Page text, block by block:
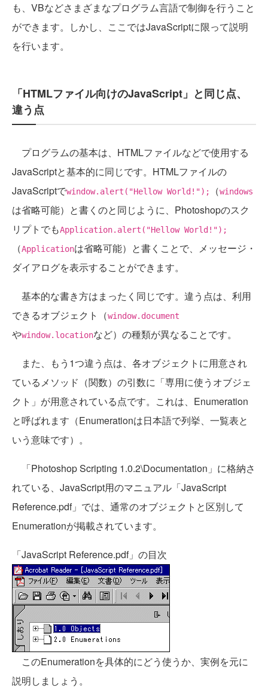
も、VBなどさまざまなプログラム言語で制御を行うこと
ができます。しかし、ここではJavaScriptに限って説明
を行います。
「HTMLファイル向けのJavaScript」と同じ点、
違う点
プログラムの基本は、HTMLファイルなどで使用する
JavaScriptと基本的に同じです。HTMLファイルの
JavaScriptでwindow.alert("Hellow World!"); （windows
は省略可能）と書くのと同じように、Photoshopのスク
リプトでもApplication.alert("Hellow World!");
（Applicationは省略可能）と書くことで、メッセージ・
ダイアログを表示することができます。
基本的な書き方はまったく同じです。違う点は、利用
できるオブジェクト（window.document
やwindow.locationなど）の種類が異なることです。
また、もう1つ違う点は、各オブジェクトに用意され
ているメソッド（関数）の引数に「専用に使うオブジェ
クト」が用意されている点です。これは、Enumeration
と呼ばれます（Enumerationは日本語で列挙、一覧表と
いう意味です）。
「Photoshop Scripting 1.0.2\Documentation」に格納さ
れている、JavaScript用のマニュアル「JavaScript
Reference.pdf」では、通常のオブジェクトと区別して
Enumerationが掲載されています。
「JavaScript Reference.pdf」の目次
このEnumerationを具体的にどう使うか、実例を元に
説明しましょう。